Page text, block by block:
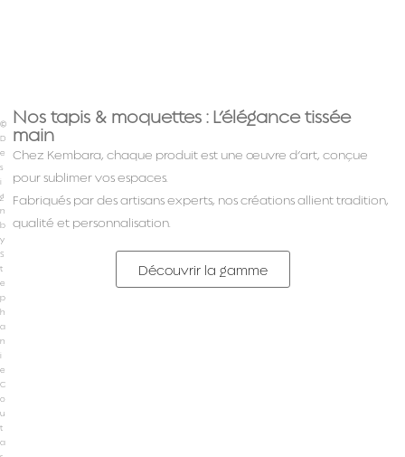
©
D
e
s
i
g
n
b
y
S
t
e
p
h
a
n
i
e
C
o
u
t
a
Nos tapis & moquettes : L’élégance tissée
main
Chez Kembara, chaque produit est une œuvre d’art, conçue
pour sublimer vos espaces.
Fabriqués par des artisans experts, nos créations allient tradition,
qualité et personnalisation.
Découvrir la gamme